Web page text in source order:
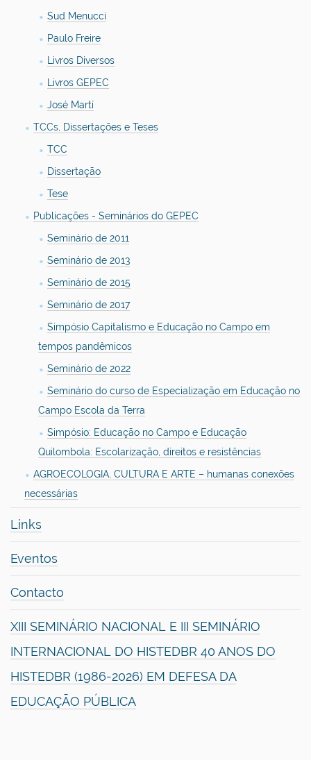
Sud Menucci
Paulo Freire
Livros Diversos
Livros GEPEC
José Martí
TCCs, Dissertações e Teses
TCC
Dissertação
Tese
Publicações - Seminários do GEPEC
Seminário de 2011
Seminário de 2013
Seminário de 2015
Seminário de 2017
Simpósio Capitalismo e Educação no Campo em
tempos pandêmicos
Seminário de 2022
Seminário do curso de Especialização em Educação no
Campo Escola da Terra
Simpósio: Educação no Campo e Educação
Quilombola: Escolarização, direitos e resistências
AGROECOLOGIA, CULTURA E ARTE – humanas conexões
necessárias
Links
Eventos
Contacto
XIII SEMINÁRIO NACIONAL E III SEMINÁRIO
INTERNACIONAL DO HISTEDBR 40 ANOS DO
HISTEDBR (1986-2026) EM DEFESA DA
EDUCAÇÃO PÚBLICA